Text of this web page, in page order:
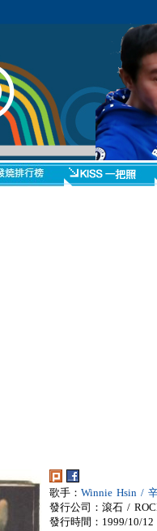
歌手： Winnie Hsin /
發行公司：滾石 /
發行時間：1999/10/12